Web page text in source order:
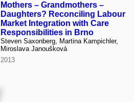
Mothers – Grandmothers –
Daughters? Reconciling Labour
Market Integration with Care
Responsibilities in Brno
Steven Saxonberg, Martina Kampichler,
Miroslava Janoušková
2013